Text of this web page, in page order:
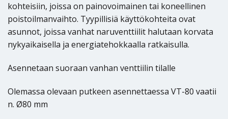
kohteisiin, joissa on painovoimainen tai koneellinen
poistoilmanvaihto. Tyypillisiä käyttökohteita ovat
asunnot, joissa vanhat naruventtiilit halutaan korvata
nykyaikaisella ja energiatehokkaalla ratkaisulla.
Asennetaan suoraan vanhan venttiilin tilalle
Olemassa olevaan putkeen asennettaessa VT-80 vaatii
n. Ø80 mm